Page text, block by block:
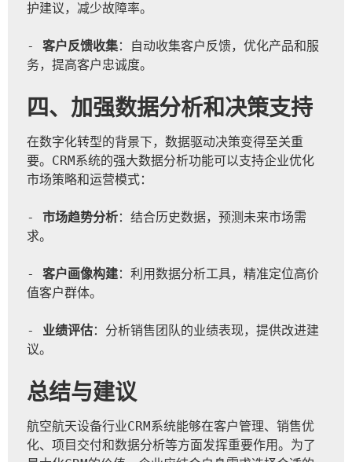
护建议，减少故障率。
- 客户反馈收集：自动收集客户反馈，优化产品和服
务，提高客户忠诚度。
四、加强数据分析和决策支持
在数字化转型的背景下，数据驱动决策变得至关重
要。CRM系统的强大数据分析功能可以支持企业优化
市场策略和运营模式：
- 市场趋势分析：结合历史数据，预测未来市场需
求。
- 客户画像构建：利用数据分析工具，精准定位高价
值客户群体。
- 业绩评估：分析销售团队的业绩表现，提供改进建
议。
总结与建议
航空航天设备行业CRM系统能够在客户管理、销售优
化、项目交付和数据分析等方面发挥重要作用。为了